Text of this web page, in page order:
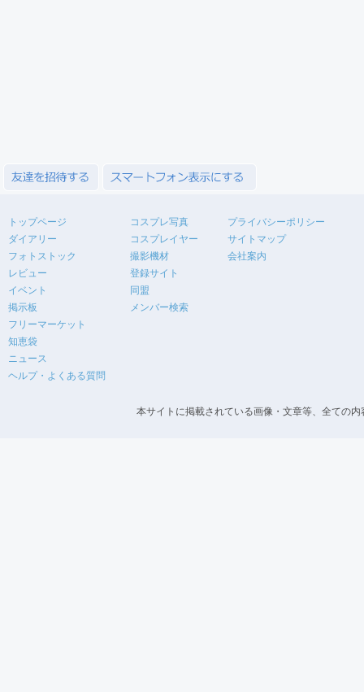
トップページ
ダイアリー
フォトストック
レビュー
イベント
掲示板
フリーマーケット
知恵袋
ニュース
ヘルプ・よくある質問
コスプレ写真
コスプレイヤー
撮影機材
登録サイト
同盟
メンバー検索
プライバシーポリシー
サイトマップ
会社案内
本サイトに掲載されている画像・文章等、全ての